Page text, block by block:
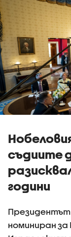
съдиите
години
номиниран